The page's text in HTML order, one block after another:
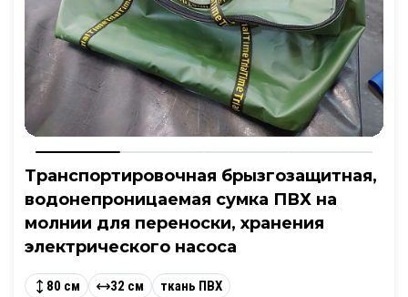
Транспортировочная брызгозащитная,
водонепроницаемая сумка ПВХ на
молнии для переноски, хранения
электрического насоса
80 см 32 см ткань ПВХ